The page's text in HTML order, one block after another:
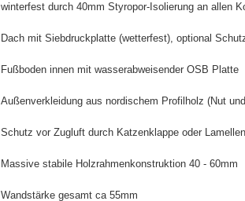
winterfest durch 40mm Styropor-Isolierung an allen
Dach mit Siebdruckplatte (wetterfest), optional
Fußboden innen mit wasserabweisender OSB Platte
Außenverkleidung aus nordischem Profilholz (Nut
Schutz vor Zugluft durch Katzenklappe oder
Massive stabile Holzrahmenkonstruktion 40 - 60mm
Wandstärke gesamt ca 55mm